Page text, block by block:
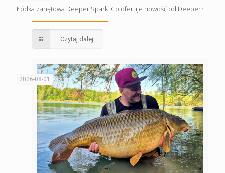
Łódka zanętowa Deeper Spark. Co oferuje nowość od Deeper?
Czytaj dalej
2026-08-01